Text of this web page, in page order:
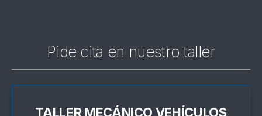
Pide cita en nuestro taller
TALLER MECÁNICO VEHÍCULOS